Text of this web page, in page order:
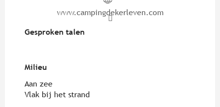
www.campingdekerleven.com
Gesproken talen
Gesproken talen
Milieu
Milieu
Aan zee
Vlak bij het strand